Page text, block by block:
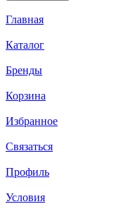
Главная
Каталог
Бренды
Корзина
Избранное
Связаться
Профиль
Условия